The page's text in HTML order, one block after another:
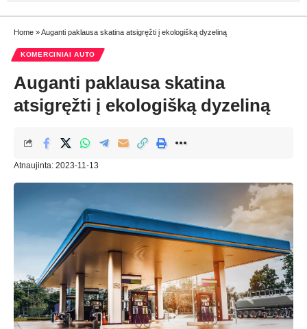
Home »Auganti paklausa skatina atsigręžti į ekologišką dyzeliną
KOMERCINIAI AUTO
Auganti paklausa skatina
atsigręžti į ekologišką dyzeliną
Atnaujinta: 2023-11-13